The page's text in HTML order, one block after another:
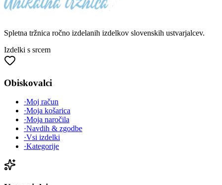
Spletna tržnica ročno izdelanih izdelkov slovenskih ustvarjalcev.
Izdelki s srcem
Obiskovalci
·Moj račun
·Moja košarica
·Moja naročila
·Navdih & zgodbe
·Vsi izdelki
·Kategorije